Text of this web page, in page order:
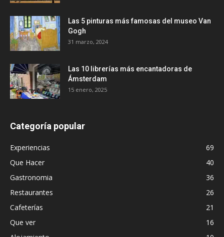
Las 5 pinturas más famosas del museo Van
Gogh
31 marzo, 2024
Las 10 librerías más encantadoras de
Ámsterdam
15 enero, 2025
Categoría popular
Experiencias
69
Que Hacer
40
Gastronomia
36
Restaurantes
26
Cafeterías
21
Que ver
16